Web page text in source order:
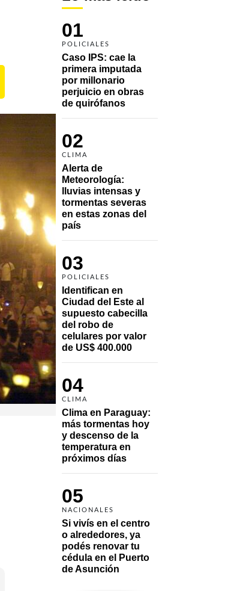
01
POLICIALES
Caso IPS: cae la
primera imputada
por millonario
perjuicio en obras
de quirófanos
02
CLIMA
Alerta de
Meteorología:
lluvias intensas y
tormentas severas
en estas zonas del
país
03
POLICIALES
Identifican en
Ciudad del Este al
supuesto cabecilla
del robo de
celulares por valor
de US$ 400.000
04
CLIMA
Clima en Paraguay:
más tormentas hoy
y descenso de la
temperatura en
próximos días
05
NACIONALES
Si vivís en el centro
o alrededores, ya
podés renovar tu
cédula en el Puerto
de Asunción